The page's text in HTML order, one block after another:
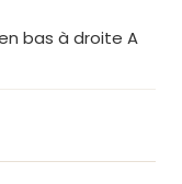
bas à droite A